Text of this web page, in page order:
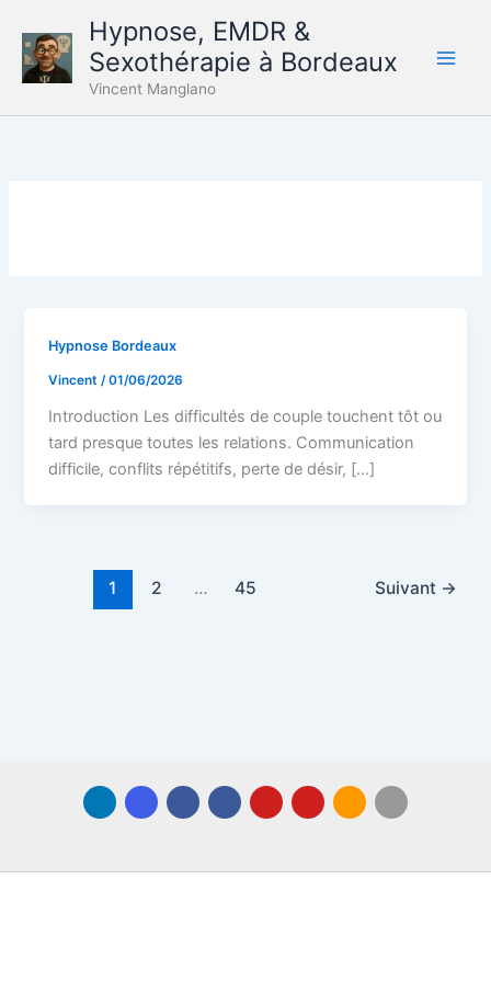
contenu
Hypnose, EMDR &
Sexothérapie à Bordeaux
Vincent Manglano
Hypnose Bordeaux
Vincent /01/06/2026
Introduction Les difficultés de couple touchent tôt ou
tard presque toutes les relations. Communication
difficile, conflits répétitifs, perte de désir, […]
1 2 … 45 Suivant →